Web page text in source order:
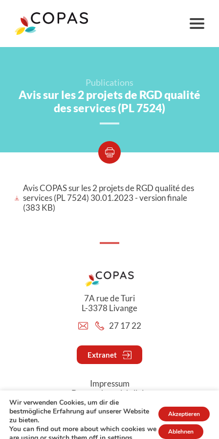
Publications
Avis sur les 2 projets de RGD qualité
des services (PL 7524)
Avis COPAS sur les 2 projets de RGD qualité des
services (PL 7524) 30.01.2023 - version finale
(383 KB)
7A rue de Turi
L-3378 Livange
27 17 22
Extranet
Impressum
Datenschutzrichtlinie
© Copyright 2026 - COPAS
Wir verwenden Cookies, um dir die
bestmögliche Erfahrung auf unserer Website
zu bieten.
You can find out more about which cookies we
Akzeptieren
Ablehnen